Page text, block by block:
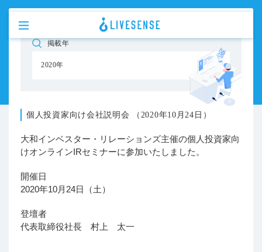
Company Briefing
掲載年
2020年
個人投資家向け会社説明会 （2020年10月24日）
大和インベスター・リレーションズ主催の個人投資家向
けオンラインIRセミナーに参加いたしました。
開催日
2020年10月24日（土）
登壇者
代表取締役社長 村上 太一